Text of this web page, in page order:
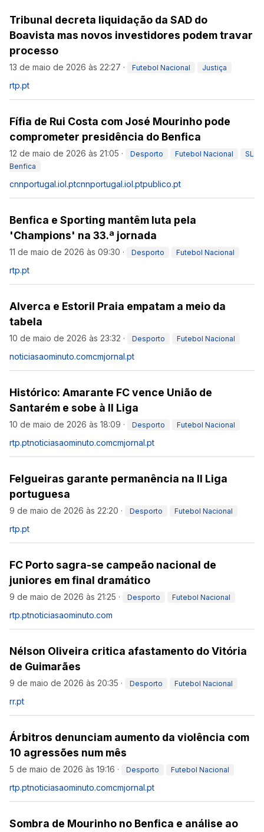
Tribunal decreta liquidação da SAD do
Boavista mas novos investidores podem travar
processo
13 de maio de 2026 às 22:27 · Futebol Nacional Justiça
rtp.pt
Fífia de Rui Costa com José Mourinho pode
comprometer presidência do Benfica
12 de maio de 2026 às 21:05 · Desporto Futebol Nacional
SL
Benfica
cnnportugal.iol.ptcnnportugal.iol.ptpublico.pt
Benfica e Sporting mantêm luta pela
'Champions' na 33.ª jornada
11 de maio de 2026 às 09:30 · Desporto Futebol Nacional
rtp.pt
Alverca e Estoril Praia empatam a meio da
tabela
10 de maio de 2026 às 23:32 · Desporto Futebol Nacional
noticiasaominuto.comcmjornal.pt
Histórico: Amarante FC vence União de
Santarém e sobe à II Liga
10 de maio de 2026 às 18:09 · Desporto Futebol Nacional
rtp.ptnoticiasaominuto.comcmjornal.pt
Felgueiras garante permanência na II Liga
portuguesa
9 de maio de 2026 às 22:20 · Desporto Futebol Nacional
rtp.pt
FC Porto sagra-se campeão nacional de
juniores em final dramático
9 de maio de 2026 às 21:25 · Desporto Futebol Nacional
rtp.ptnoticiasaominuto.com
Nélson Oliveira critica afastamento do Vitória
de Guimarães
9 de maio de 2026 às 20:35 · Desporto Futebol Nacional
rr.pt
Árbitros denunciam aumento da violência com
10 agressões num mês
5 de maio de 2026 às 19:16 · Desporto Futebol Nacional
rtp.ptnoticiasaominuto.comcmjornal.pt
Sombra de Mourinho no Benfica e análise ao